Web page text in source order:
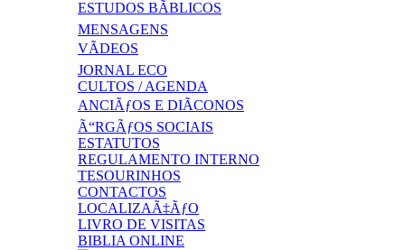
ESTUDOS BÃBLICOS
MENSAGENS
VÃDEOS
JORNAL ECO
CULTOS / AGENDA
ANCIÃƒOS E DIÃCONOS
Ã“RGÃƒOS SOCIAIS
ESTATUTOS
REGULAMENTO INTERNO
TESOURINHOS
CONTACTOS
LOCALIZAÃ‡ÃƒO
LIVRO DE VISITAS
BIBLIA ONLINE